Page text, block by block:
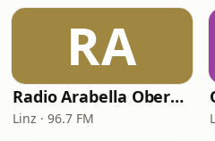
RA
Radio Arabella Oberösterreich
Linz · 96.7 FM